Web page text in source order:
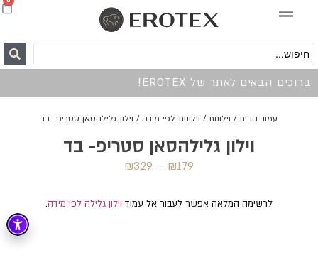
ברוכים הבאים לאתר של EROTEX!
עמוד הבית / וילונות / וילונות לפי מידה / וילון גלילהסאן סטריפ- בד
וילון גלילהסאן סטריפ- בד
₪179
–
₪329
לרשימה המלאה אפשר לעבור אל עמוד וילון גלילה לפי מידה.